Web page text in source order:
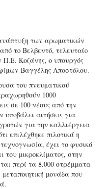
των αρωματικών
το Βελβεντό, τελευταίο
Π.Ε. Κοζάνης, ο υπουργός
Βαγγέλης Αποστόλου.
του πνευματικού
1000
σε 100 νέους από την
υποβάλει αιτήσεις για
για την καλλιέργεια
επιλέχθηκε πιλοτικά η
έχει το φυσικό
του μικροκλίματος, στην
περί τα 8.000 στρέμματα
μονάδα που